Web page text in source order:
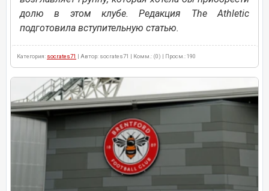
долю в этом клубе. Редакция The Athletic
подготовила вступительную статью.
Категория: socrates71 | Автор: socrates71 | Комм.: (0) | Просм.: 190